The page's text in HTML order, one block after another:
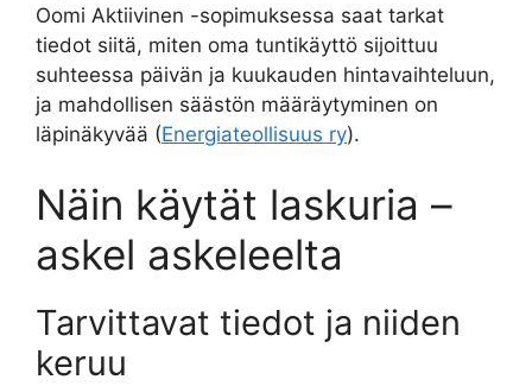
Oomi Aktiivinen -sopimuksessa saat tarkat
tiedot siitä, miten oma tuntikäyttö sijoittuu
suhteessa päivän ja kuukauden hintavaihteluun,
ja mahdollisen säästön määräytyminen on
läpinäkyvää (Energiateollisuus ry).
Näin käytät laskuria –
askel askeleelta
Tarvittavat tiedot ja niiden
keruu